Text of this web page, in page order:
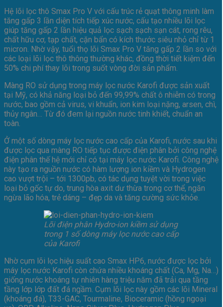
Hệ lõi lọc thô Smax Pro V với cấu trúc rẻ quạt thông minh làm
tăng gấp 3 lần diện tích tiếp xúc nước, cấu tạo nhiều lõi lọc
giúp tăng gấp 2 lần hiệu quả lọc sạch sạch sạn cát, rong rêu,
chất hữu cơ, tạp chất, cặn bẩn có kích thước siêu nhỏ chỉ từ 1
micron. Nhờ vậy, tuổi thọ lõi Smax Pro V tăng gấp 2 lần so với
các loại lõi lọc thô thông thường khác, đồng thời tiết kiệm đến
50% chi phí thay lõi trong suốt vòng đời sản phẩm.
Màng RO sử dụng trong máy lọc nước Karofi được sản xuất
tại Mỹ, có khả năng loại bỏ đến 99,99% chất ô nhiễm có trong
nước, bao gồm cả virus, vi khuẩn, ion kim loại nặng, arsen, chì,
thủy ngân… Từ đó đem lại nguồn nước tinh khiết, chuẩn an
toàn.
Ở một số dòng máy lọc nước cao cấp của Karofi, nước sau khi
được lọc qua màng RO tiếp tục được điện phân bởi công nghệ
điện phân thế hệ mới chỉ có tại máy lọc nước Karofi. Công nghệ
này tạo ra nguồn nước có hàm lượng ion kiềm và Hydrogen
cao vượt trội – tới 1300pb, có tác dụng tuyệt vời trong việc
loại bỏ gốc tự do, trung hòa axit dư thừa trong cơ thể, ngăn
ngừa lão hóa, trẻ dáng – đẹp da và tăng cường sức khỏe.
Lõi điện phân Hydro-ion kiềm sử dụng
trong 1 số dòng máy lọc nước cao cấp
của Karofi
Nhờ cụm lõi lọc hiệu suất cao Smax HP6, nước được lọc bởi
máy lọc nước Karofi còn chứa nhiều khoáng chất (Ca, Mg, Na…)
giống nước khoáng tự nhiên hàng triệu năm đã trải qua tầng
tầng lớp lớp đất đá ngầm. Cụm lõi lọc này gồm các lõi Mineral
(khoáng đá), T33-GAC, Tourmaline, Bioceramic (hồng ngoại